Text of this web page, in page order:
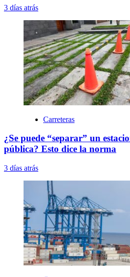
3 días atrás
Carreteras
¿Se puede “separar” un
pública? Esto dice la norma
3 días atrás